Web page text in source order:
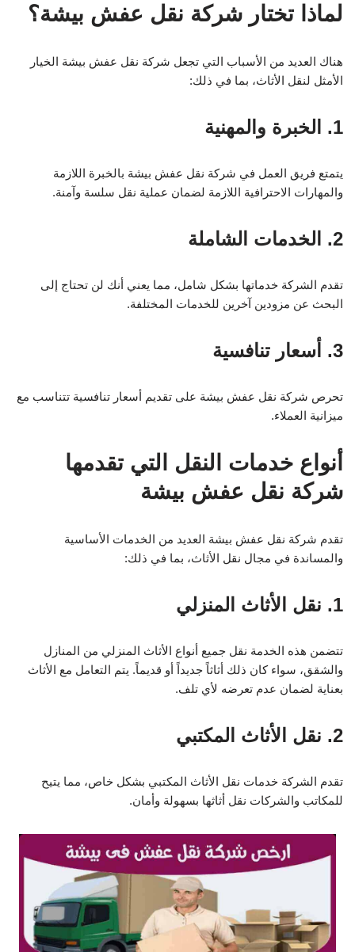
لماذا تختار شركة نقل عفش بيشة؟
هناك العديد من الأسباب التي تجعل شركة نقل عفش بيشة الخيار
الأمثل لنقل الأثاث، بما في ذلك:
1. الخبرة والمهنية
يتمتع فريق العمل في شركة نقل عفش بيشة بالخبرة اللازمة
والمهارات الاحترافية اللازمة لضمان عملية نقل سلسة وآمنة.
2. الخدمات الشاملة
تقدم الشركة خدماتها بشكل شامل، مما يعني أنك لن تحتاج إلى
البحث عن مزودين آخرين للخدمات المختلفة.
3. أسعار تنافسية
تحرص شركة نقل عفش بيشة على تقديم أسعار تنافسية تتناسب مع
ميزانية العملاء.
أنواع خدمات النقل التي تقدمها
شركة نقل عفش بيشة
تقدم شركة نقل عفش بيشة العديد من الخدمات الأساسية
والمساندة في مجال نقل الأثاث، بما في ذلك:
1. نقل الأثاث المنزلي
تتضمن هذه الخدمة نقل جميع أنواع الأثاث المنزلي من المنازل
والشقق، سواء كان ذلك أثاثاً جديداً أو قديماً. يتم التعامل مع الأثاث
بعناية لضمان عدم تعرضه لأي تلف.
2. نقل الأثاث المكتبي
تقدم الشركة خدمات نقل الأثاث المكتبي بشكل خاص، مما يتيح
للمكاتب والشركات نقل أثاثها بسهولة وأمان.